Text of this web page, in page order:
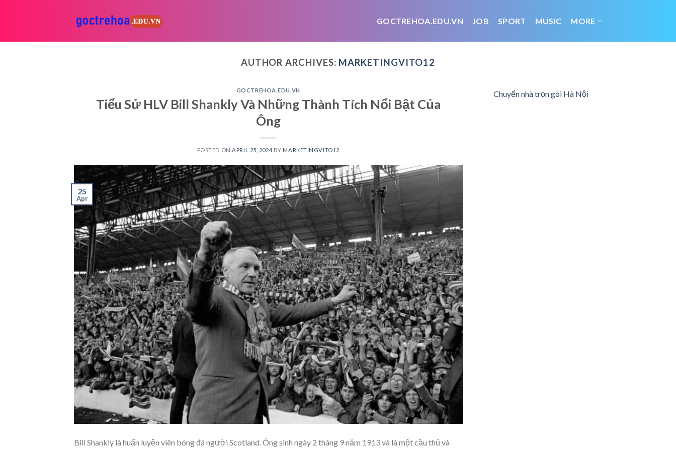
GOCTREHOA.EDU.VN JOB SPORT MUSIC MORE
AUTHOR ARCHIVES: MARKETINGVITO12
GOCTREHOA.EDU.VN
Tiểu Sử HLV Bill Shankly Và Những Thành Tích Nổi Bật Của
Ông
POSTED ONAPRIL 25, 2024 BY MARKETINGVITO12
25
Apr
Bill Shankly là huấn luyện viên bóng đá người Scotland. Ông sinh ngày 2 tháng 9 năm 1913 và là một cầu thủ và
Chuyển nhà trọn gói Hà Nội